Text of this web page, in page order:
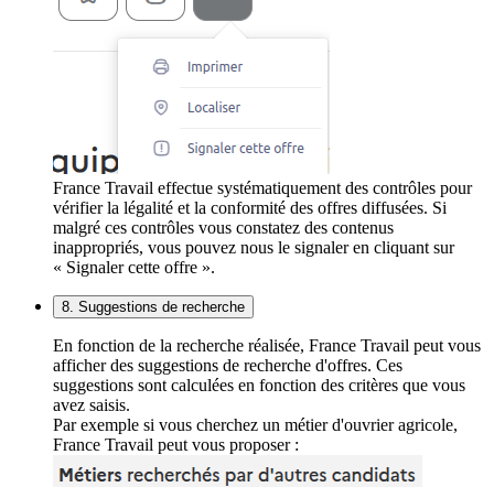
France Travail effectue systématiquement des contrôles pour
vérifier la légalité et la conformité des offres diffusées. Si
malgré ces contrôles vous constatez des contenus
inappropriés, vous pouvez nous le signaler en cliquant sur
« Signaler cette offre ».
8. Suggestions de recherche
En fonction de la recherche réalisée, France Travail peut vous
afficher des suggestions de recherche d'offres. Ces
suggestions sont calculées en fonction des critères que vous
avez saisis.
Par exemple si vous cherchez un métier d'ouvrier agricole,
France Travail peut vous proposer :